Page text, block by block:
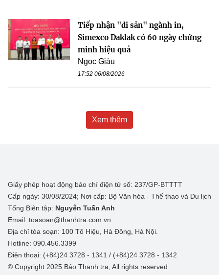
Tiếp nhận "di sản" ngành in,
Simexco Daklak có 60 ngày chứng
minh hiệu quả
Ngọc Giàu
17:52 06/08/2026
Xem thêm
Giấy phép hoạt động báo chí điện tử số: 237/GP-BTTTT
Cấp ngày: 30/08/2024; Nơi cấp: Bộ Văn hóa - Thể thao và Du lịch
Tổng Biên tập: Nguyễn Tuấn Anh
Email: toasoan@thanhtra.com.vn
Địa chỉ tòa soạn: 100 Tô Hiệu, Hà Đông, Hà Nội.
Hotline: 090.456.3399
Điện thoại: (+84)24 3728 - 1341 / (+84)24 3728 - 1342
© Copyright 2025 Báo Thanh tra, All rights reserved